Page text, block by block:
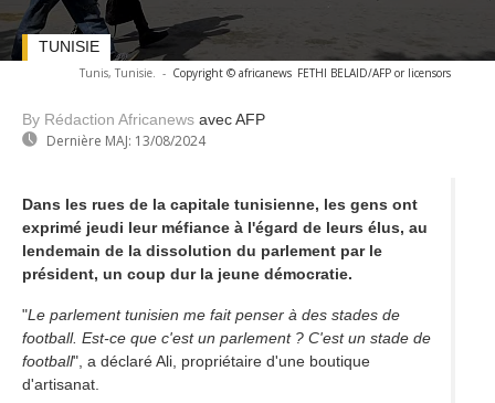
Tunis, Tunisie. - Copyright © africanews FETHI BELAID/AFP or licensors
By Rédaction Africanews avec AFP
Dernière MAJ: 13/08/2024
TUNISIE
Dans les rues de la capitale tunisienne, les gens ont
exprimé jeudi leur méfiance à l'égard de leurs élus, au
lendemain de la dissolution du parlement par le
président, un coup dur la jeune démocratie.
"Le parlement tunisien me fait penser à des stades de
football. Est-ce que c'est un parlement ? C'est un stade de
football", a déclaré Ali, propriétaire d'une boutique
d'artisanat.